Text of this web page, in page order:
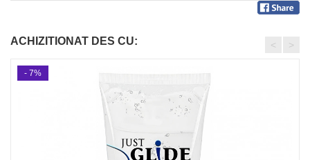
ACHIZITIONAT DES CU:
- 7%
< >